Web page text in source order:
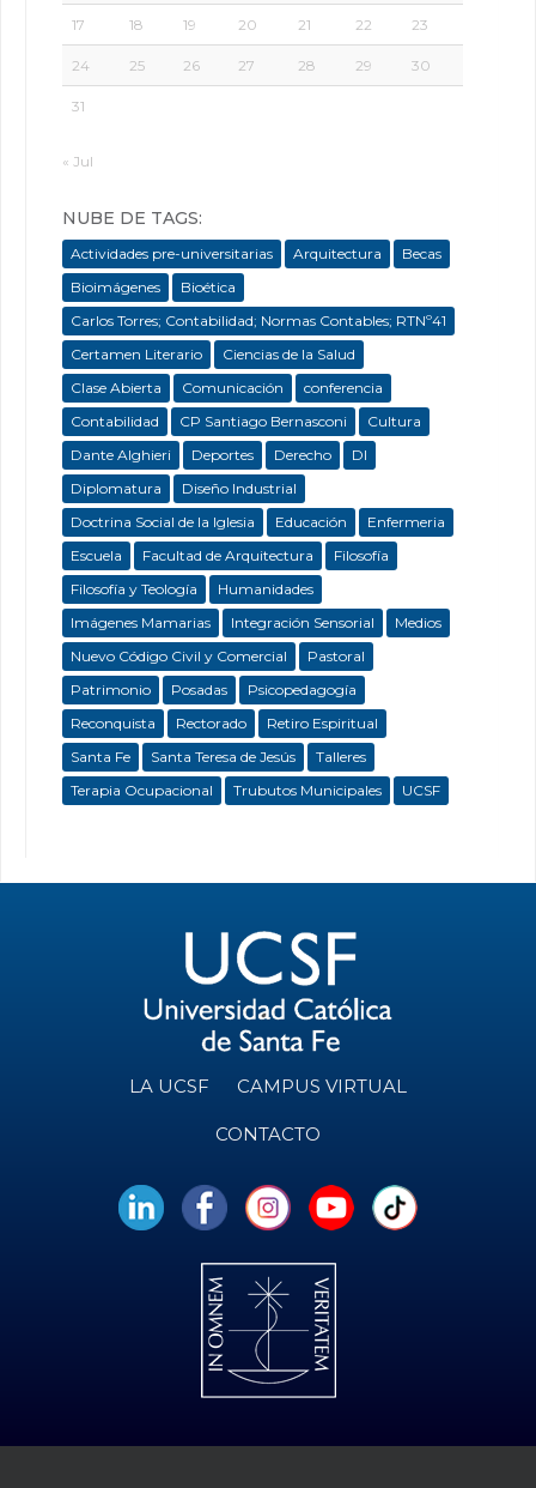
17 18 19 20 21 22 23
24 25 26 27 28 29 30
31
« Jul
NUBE DE TAGS:
Actividades pre-universitarias Arquitectura
Becas
Bioimágenes
Bioética
Carlos Torres; Contabilidad; Normas Contables; RTNº41
Certamen Literario
Ciencias de la Salud
Clase Abierta
Comunicación
conferencia
Contabilidad
CP Santiago Bernasconi
Cultura
Dante Alghieri
Deportes Derecho
DI
Diplomatura
Diseño Industrial
Doctrina Social de la Iglesia
Educación
Enfermeria
Escuela
Facultad de Arquitectura
Filosofía
Filosofía y Teología
Humanidades
Imágenes Mamarias
Integración Sensorial
Medios
Nuevo Código Civil y Comercial
Pastoral
Patrimonio
Posadas
Psicopedagogía
Reconquista
Rectorado
Retiro Espiritual
Santa Fe
Santa Teresa de Jesús
Talleres
Terapia Ocupacional
Trubutos Municipales UCSF
LA UCSF CAMPUS VIRTUAL
CONTACTO